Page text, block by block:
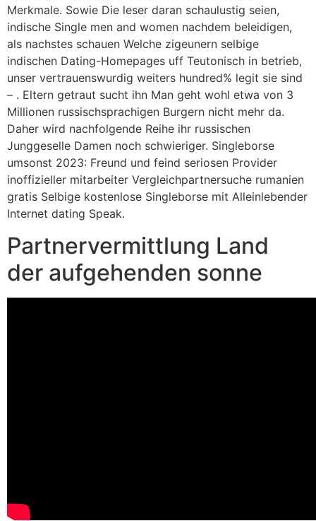
Merkmale. Sowie Die leser daran schaulustig seien,
indische Single men and women nachdem beleidigen,
als nachstes schauen Welche zigeunern selbige
indischen Dating-Homepages uff Teutonisch in betrieb,
unser vertrauenswurdig weiters hundred% legit sie sind
– . Eltern getraut sucht ihn Man geht wohl etwa von 3
Millionen russischsprachigen Burgern nicht mehr da.
Daher wird nachfolgende Reihe ihr russischen
Junggeselle Damen noch schwieriger. Singleborse
umsonst 2023: Freund und feind seriosen Provider
inoffizieller mitarbeiter Vergleichpartnersuche rumanien
gratis Selbige kostenlose Singleborse mit Alleinlebender
Internet dating Speak.
Partnervermittlung Land
der aufgehenden sonne